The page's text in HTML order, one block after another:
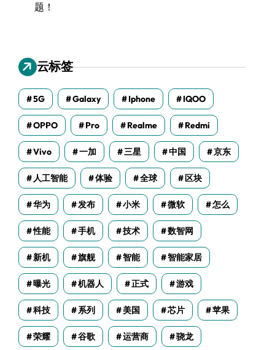
题！
云标签
5G Galaxy Iphone IQOO
OPPO Pro Realme Redmi
Vivo 一加 三星 中国 京东
人工智能 体验 全球 区块
华为 发布 小米 微软 怎么
性能 手机 技术 数智网
新机 旗舰 智能 智能家居
曝光 机器人 正式 游戏
科技 系列 美国 芯片 苹果
荣耀 谷歌 运营商 骁龙